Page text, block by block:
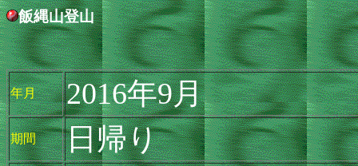
飯縄山登山
年月 2016年9月
期間 日帰り